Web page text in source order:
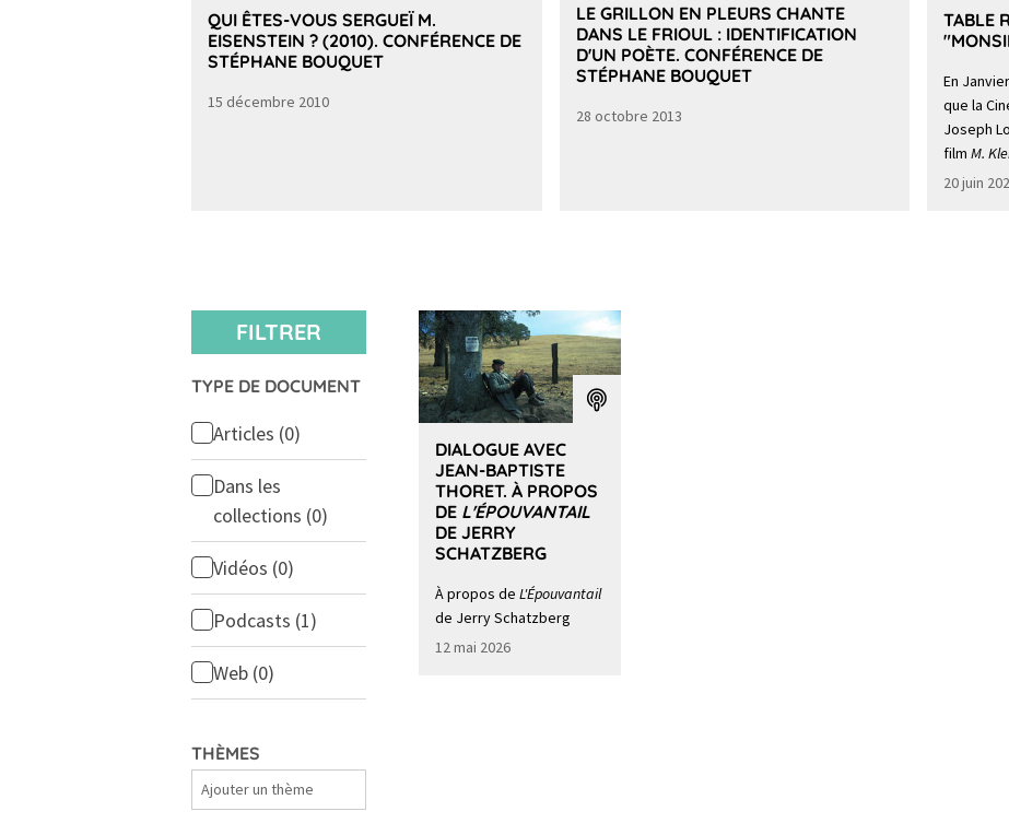
QUI ÊTES-VOUS SERGUEÏ M.
EISENSTEIN ? (2010). CONFÉRENCE DE
STÉPHANE BOUQUET
15 décembre 2010
LE GRILLON EN PLEURS CHANTE
DANS LE FRIOUL : IDENTIFICATION
D'UN POÈTE. CONFÉRENCE DE
STÉPHANE BOUQUET
28 octobre 2013
TABLE
En
que la
Joseph
filmM.
20 juin
FILTRER
TYPE DE DOCUMENT
Articles (0)
Dans les
collections (0)
Vidéos (0)
Podcasts (1)
Web (0)
THÈMES
DIALOGUE AVEC
JEAN-BAPTISTE
THORET. À PROPOS
DE L'ÉPOUVANTAIL
DE JERRY
SCHATZBERG
À propos deL'Épouvantail
de Jerry Schatzberg
12 mai 2026